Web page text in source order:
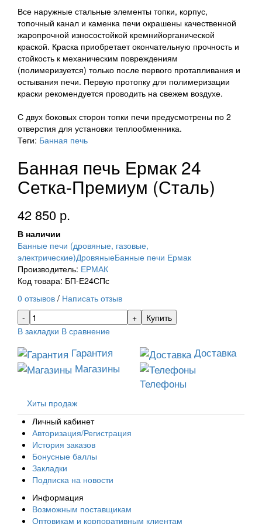
Все наружные стальные элементы топки, корпус,
топочный канал и каменка печи окрашены качественной
жаропрочной износостойкой кремнийорганической
краской. Краска приобретает окончательную прочность и
стойкость к механическим повреждениям
(полимеризуется) только после первого протапливания и
остывания печи. Первую протопку для полимеризации
краски рекомендуется проводить на свежем воздухе.
С двух боковых сторон топки печи предусмотрены по 2
отверстия для установки теплообменника.
Теги: Банная печь
Банная печь Ермак 24
Сетка-Премиум (Сталь)
42 850 р.
В наличии
Банные печи (дровяные, газовые,
электрические)ДровяныеБанные печи Ермак
Производитель: ЕРМАК
Код товара: БП-Е24СПс
0 отзывов / Написать отзыв
Купить
В закладки В сравнение
Гарантия
Доставка
Магазины
Телефоны
Хиты продаж
Личный кабинет
Авторизация/Регистрация
История заказов
Бонусные баллы
Закладки
Подписка на новости
Информация
Возможным поставщикам
Оптовикам и корпоративным клиентам